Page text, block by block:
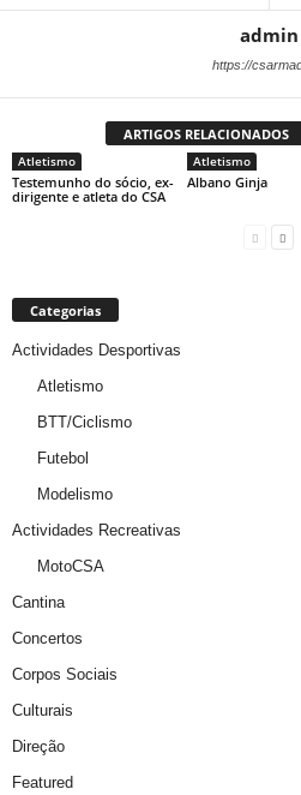
admin
https://
ARTIGOS RELACIONADOS
Atletismo
Testemunho do sócio, ex-
dirigente e atleta do CSA
Atletismo
Albano Ginja
Categorias
Actividades Desportivas
Atletismo
BTT/Ciclismo
Futebol
Modelismo
Actividades Recreativas
MotoCSA
Cantina
Concertos
Corpos Sociais
Culturais
Direção
Featured